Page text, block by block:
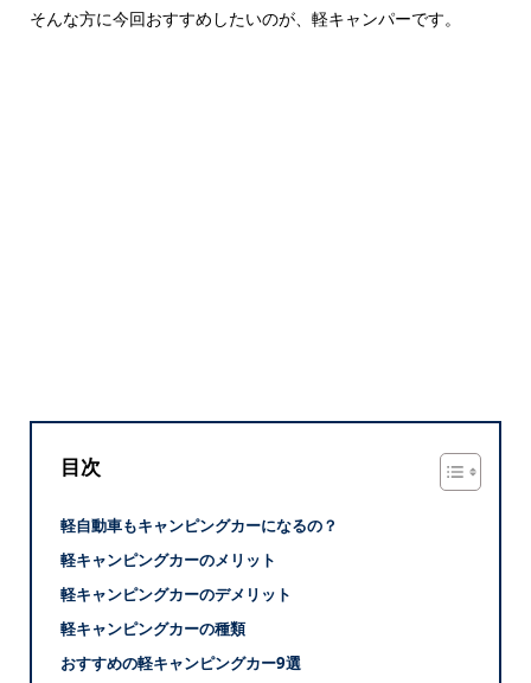
そんな方に今回おすすめしたいのが、軽キャンパーです。
目次
軽自動車もキャンピングカーになるの？
軽キャンピングカーのメリット
軽キャンピングカーのデメリット
軽キャンピングカーの種類
おすすめの軽キャンピングカー9選